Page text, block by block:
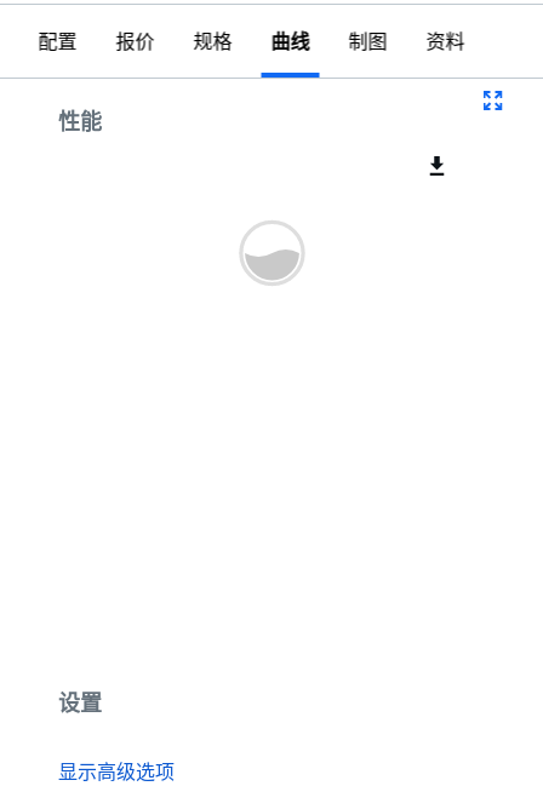
配置 报价 规格 曲线 制图 资料
性能
设置
显示高级选项